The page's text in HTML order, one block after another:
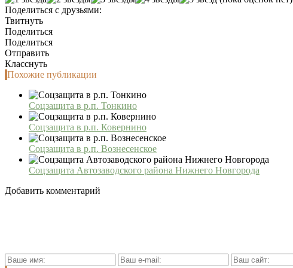
Поделиться с друзьями:
Твитнуть
Поделиться
Поделиться
Отправить
Класснуть
Похожие публикации
Соцзащита в р.п. Тонкино
Соцзащита в р.п. Ковернино
Соцзащита в р.п. Вознесенское
Соцзащита Автозаводского района Нижнего Новгорода
Добавить комментарий